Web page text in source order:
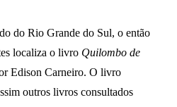
do Rio Grande do Sul, o então
localiza o livro Quilombo de
Edison Carneiro. O livro
outros livros consultados